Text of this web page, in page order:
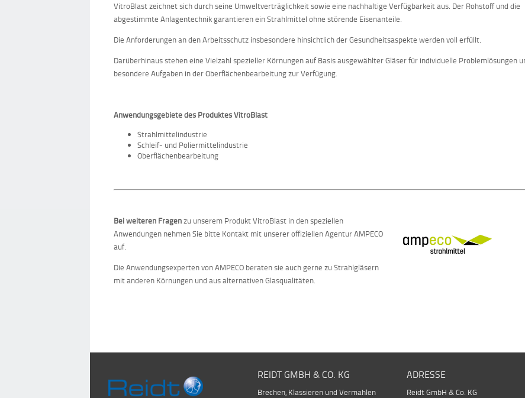
VitroBlast zeichnet sich durch seine Umweltverträglichkeit sowie eine nachhaltige Verfügbarkeit aus. Der Rohstoff und die
abgestimmte Anlagentechnik garantieren ein Strahlmittel ohne störende Eisenanteile.
Die Anforderungen an den Arbeitsschutz insbesondere hinsichtlich der Gesundheitsaspekte werden voll erfüllt.
Darüberhinaus stehen eine Vielzahl spezieller Körnungen auf Basis ausgewählter Gläser für individuelle Problemlösungen
besondere Aufgaben in der Oberflächenbearbeitung zur Verfügung.
Anwendungsgebiete des Produktes VitroBlast
Strahlmittelindustrie
Schleif- und Poliermittelindustrie
Oberflächenbearbeitung
Bei weiteren Fragenzu unserem Produkt VitroBlast in den speziellen
Anwendungen nehmen Sie bitte Kontakt mit unserer offiziellen Agentur AMPECO
auf.
Die Anwendungsexperten von AMPECO beraten sie auch gerne zu Strahlgläsern
mit anderen Körnungen und aus alternativen Glasqualitäten.
REIDT GMBH & CO. KG
Brechen, Klassieren und Vermahlen
ADRESSE
Reidt GmbH & Co. KG